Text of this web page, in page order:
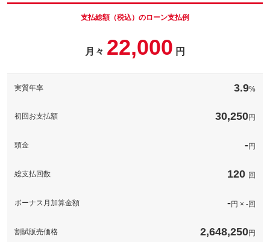
す。※人気の数字等は、抽選になることがございます。ご了承く
する事で、資料として採用される場合があり過失割合に大きく左
右します。また、走行映像をＰＣに保存する事も出来ます。
支払総額（税込）のローン支払例
月々 22,000 円
実質年率 3.9%
初回お支払額 30,250円
頭金 -円
総支払回数 120 回
ボーナス月加算金額 -円 × -回
割賦販売価格 2,648,250円